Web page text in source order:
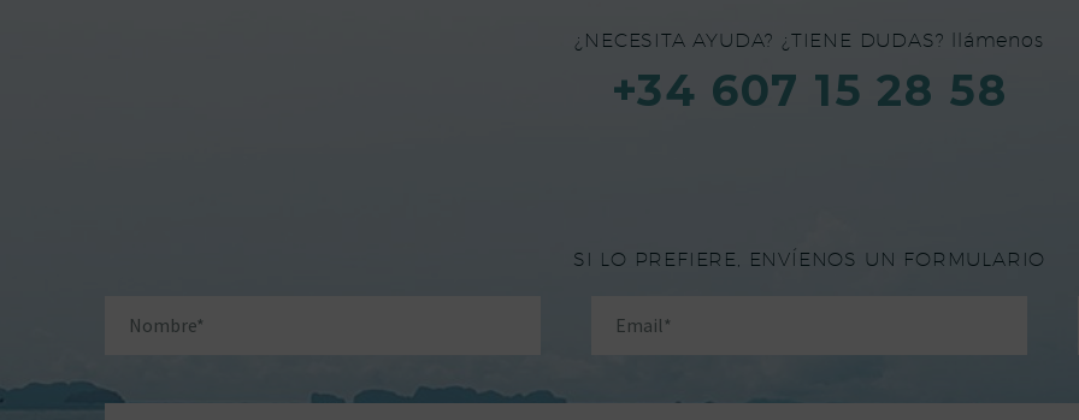
¿NECESITA AYUDA? ¿TIENE DUDAS? llámenos
+34 607 15 28 58
SI LO PREFIERE, ENVÍENOS UN FORMULARIO